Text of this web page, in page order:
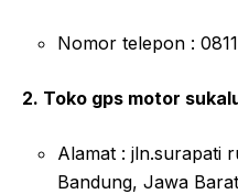
Nomor telepon :
2. Toko gps motor
Alamat : jln.surapati
Bandung, Jawa